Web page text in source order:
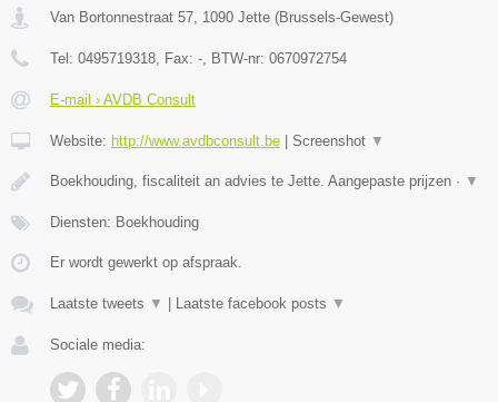
Van Bortonnestraat 57, 1090 Jette (Brussels-Gewest)
Tel: 0495719318, Fax: -, BTW-nr: 0670972754
E-mail › AVDB Consult
Website: http://www.avdbconsult.be Screenshot ▼
Boekhouding, fiscaliteit an advies te Jette. Aangepaste prijzen · ▼
Diensten: Boekhouding
Er wordt gewerkt op afspraak.
Laatste tweets ▼ Laatste facebook posts ▼
Sociale media: